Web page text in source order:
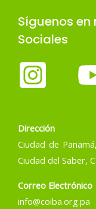
Síguenos en
Sociales
Dirección
Ciudad de
Ciudad del Saber,
Correo Electrónico
info@coiba.org.pa